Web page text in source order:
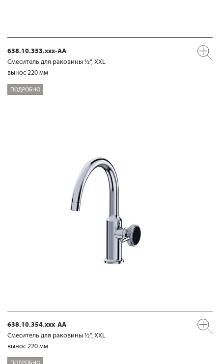
638.10.353.xxx-AA
Смеситель для раковины ½“, XXL
вынос 220 мм
ПОДРОБНО
638.10.354.xxx-AA
Смеситель для раковины ½“, XXL
вынос 220 мм
ПОДРОБНО